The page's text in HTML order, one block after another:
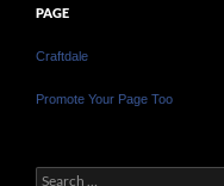
PAGE
Craftdale
Promote Your Page Too
Search